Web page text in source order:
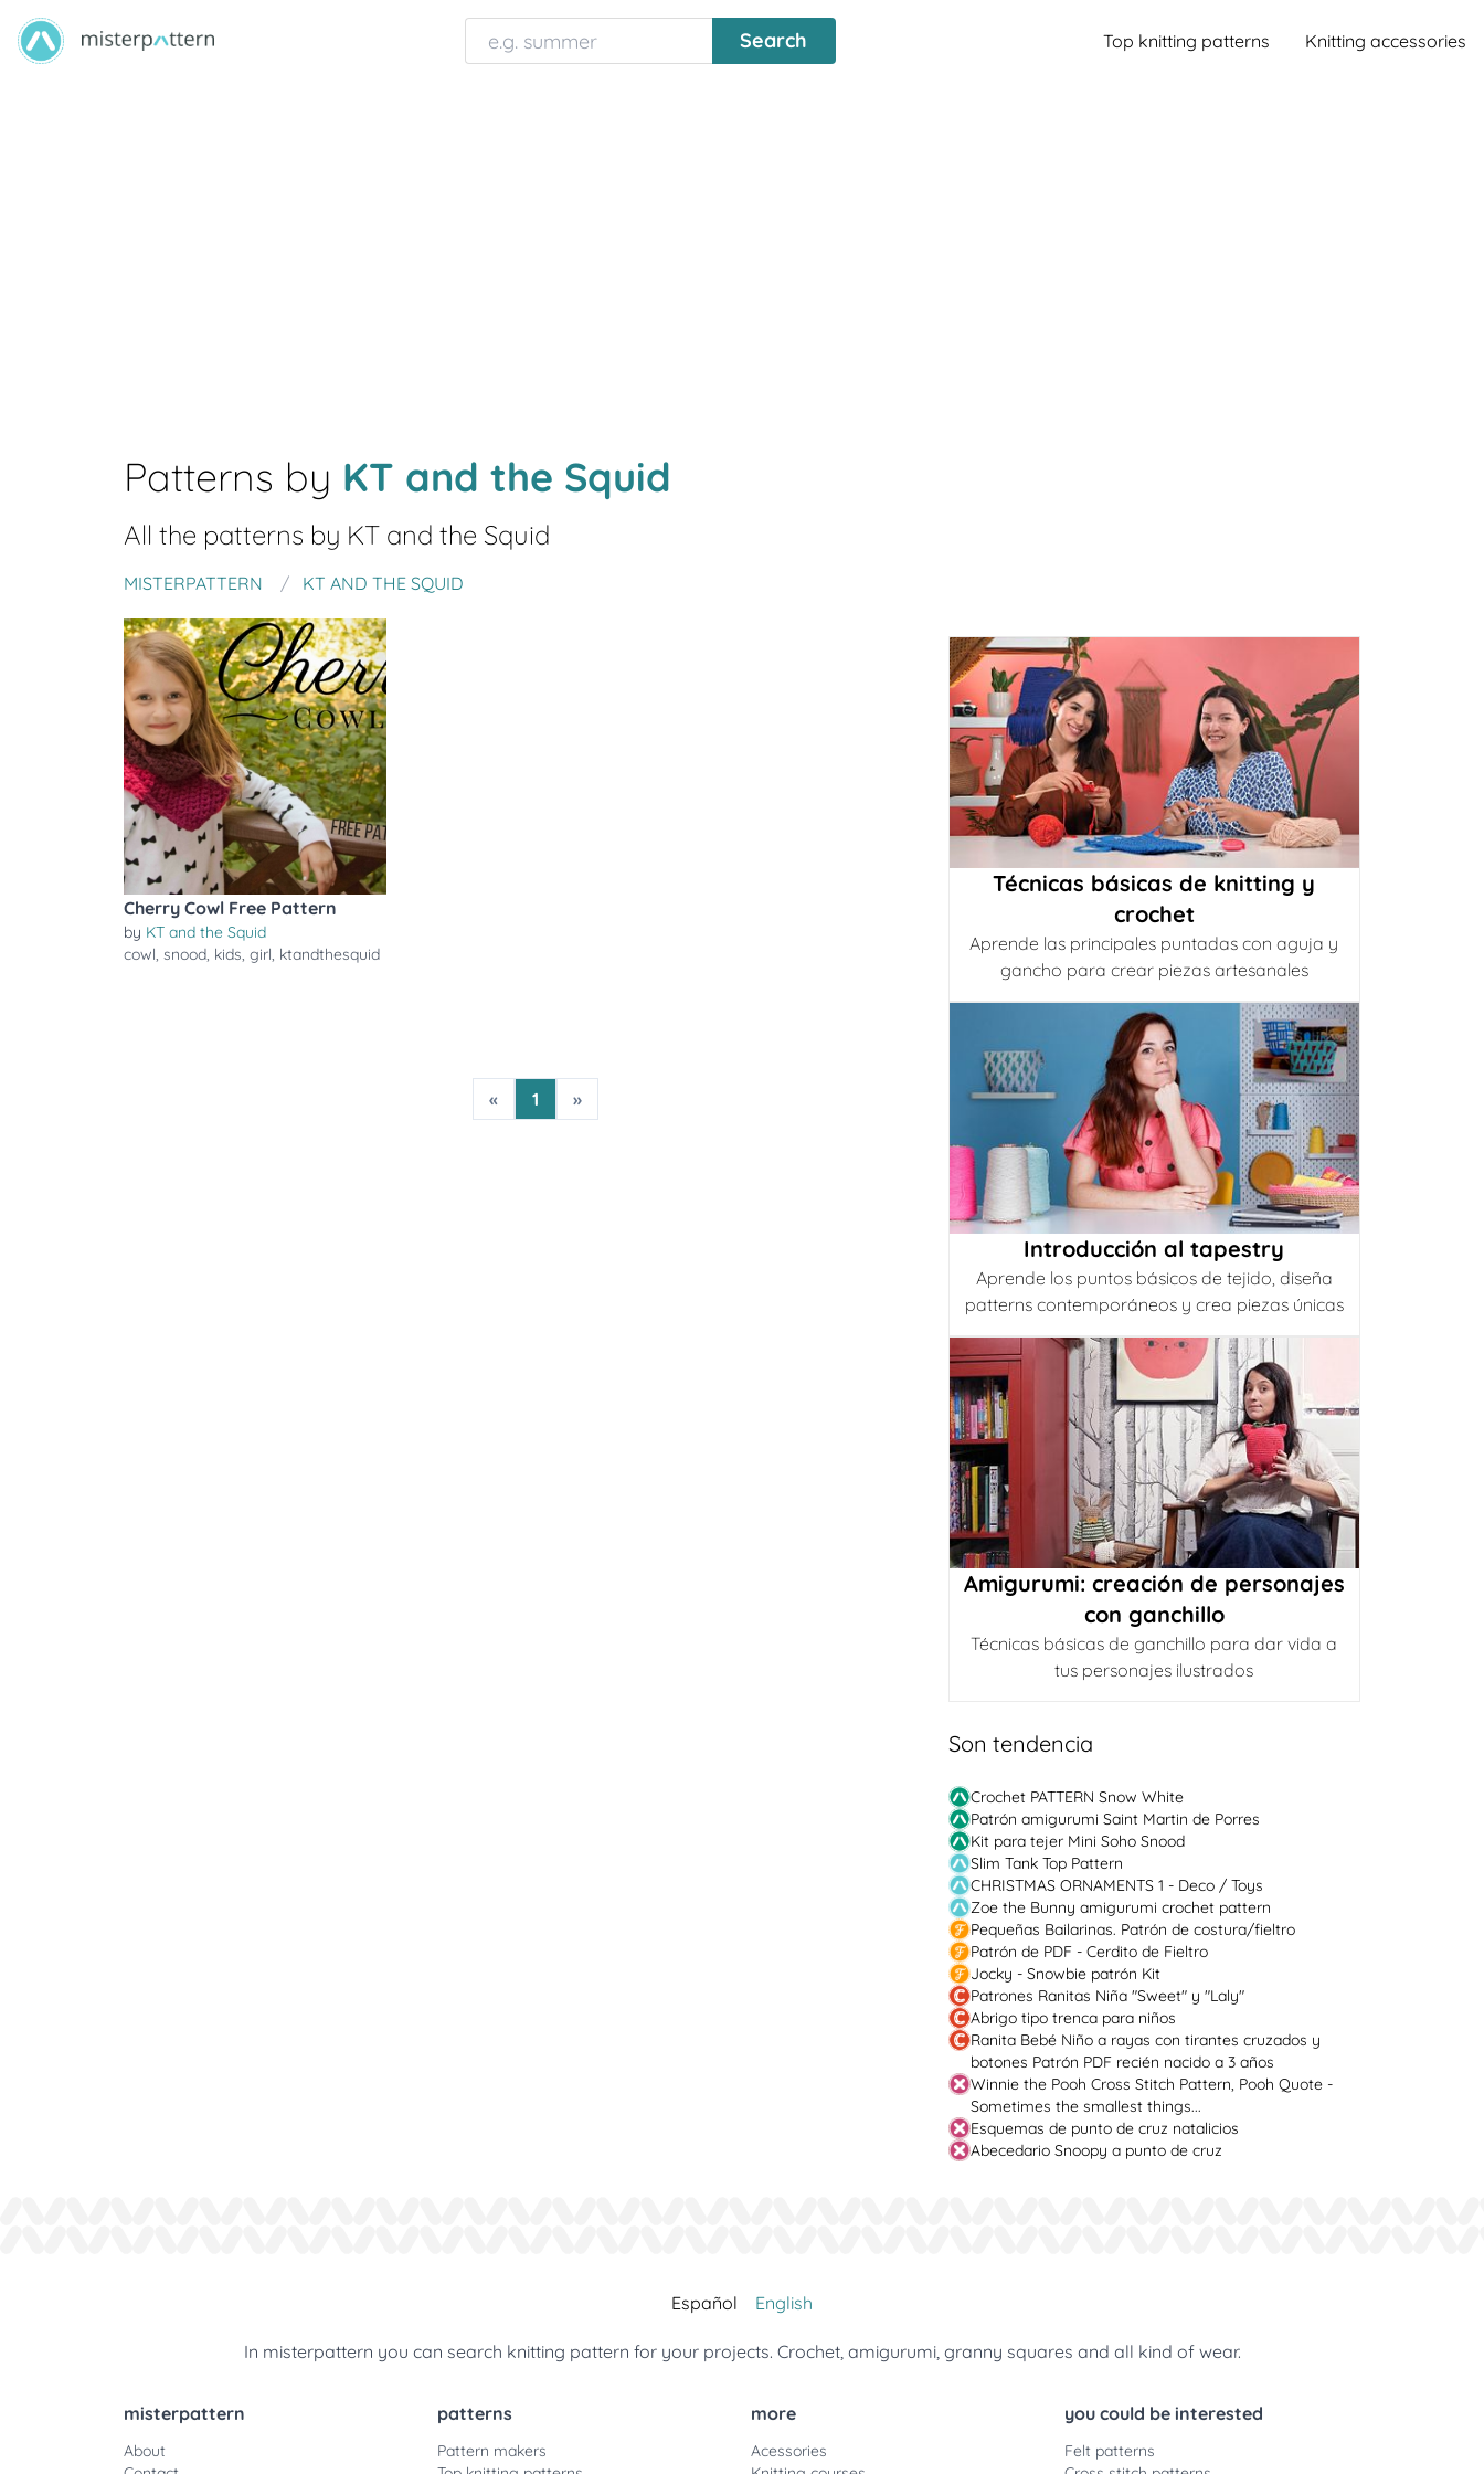
Top knitting patterns Knitting accessories
Patterns by KT and the Squid
All the patterns by KT and the Squid
MISTERPATTERN KT AND THE SQUID
Cherry Cowl Free Pattern
by KT and the Squid
cowl, snood, kids, girl, ktandthesquid
« 1 »
Técnicas básicas de knitting y
crochet
Aprende las principales puntadas con aguja y
gancho para crear piezas artesanales
Introducción al tapestry
Aprende los puntos básicos de tejido, diseña
patterns contemporáneos y crea piezas únicas
Amigurumi: creación de personajes
con ganchillo
Técnicas básicas de ganchillo para dar vida a
tus personajes ilustrados
Son tendencia
Crochet PATTERN Snow White
Patrón amigurumi Saint Martin de Porres
Kit para tejer Mini Soho Snood
Slim Tank Top Pattern
CHRISTMAS ORNAMENTS 1 - Deco / Toys
Zoe the Bunny amigurumi crochet pattern
Pequeñas Bailarinas. Patrón de costura/fieltro
Patrón de PDF - Cerdito de Fieltro
Jocky - Snowbie patrón Kit
Patrones Ranitas Niña "Sweet" y "Laly"
Abrigo tipo trenca para niños
Ranita Bebé Niño a rayas con tirantes cruzados y
botones Patrón PDF recién nacido a 3 años
Winnie the Pooh Cross Stitch Pattern, Pooh Quote -
Sometimes the smallest things...
Esquemas de punto de cruz natalicios
Abecedario Snoopy a punto de cruz
Español English
In misterpattern you can search knitting pattern for your projects. Crochet, amigurumi, granny squares and all kind of wear.
misterpattern
About
patterns
Pattern makers
more
Acessories
you could be interested
Felt patterns